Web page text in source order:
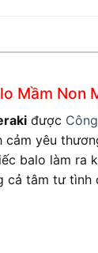
Mầm Non
được
yêu
balo làm ra
cả tâm tư tình